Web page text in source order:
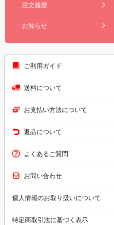
注文履歴
お知らせ
ご利用ガイド
送料について
お支払い方法について
返品について
よくあるご質問
お問い合わせ
個人情報のお取り扱いについて
特定商取引法に基づく表示